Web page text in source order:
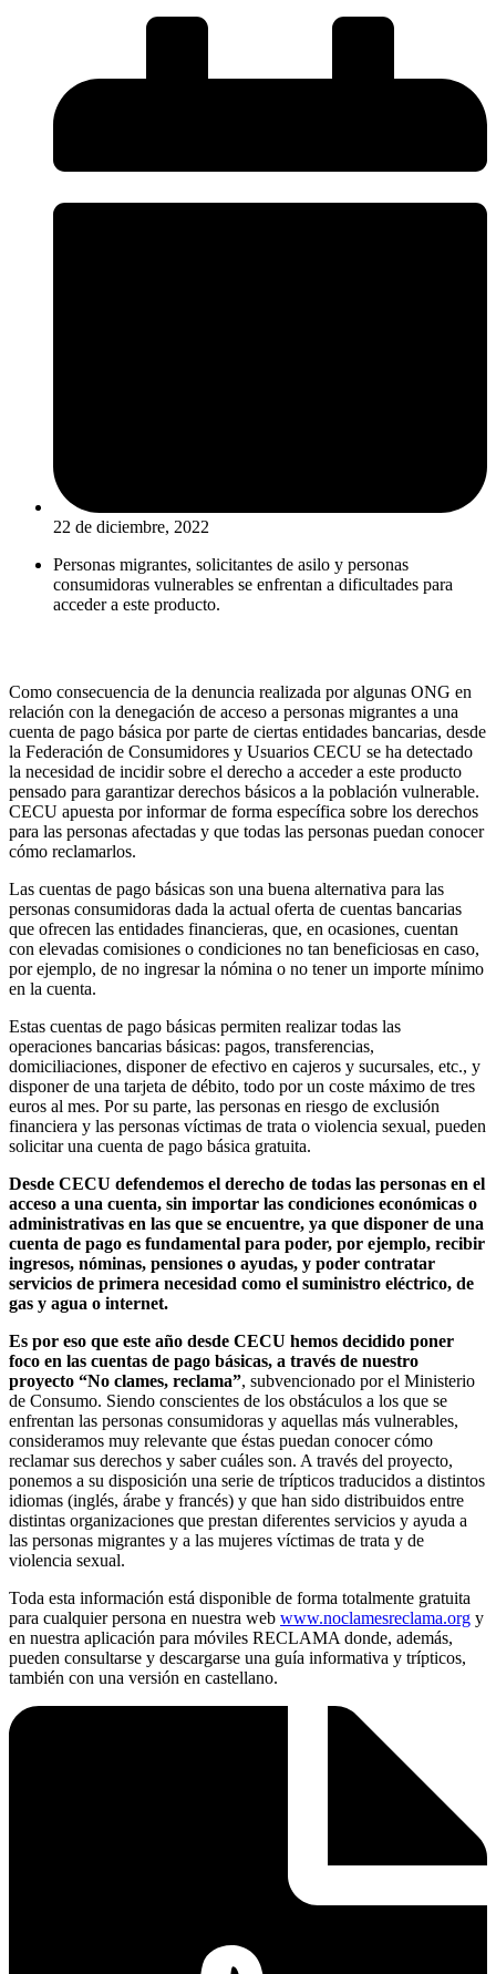
22 de diciembre, 2022
Personas migrantes, solicitantes de asilo y personas
consumidoras vulnerables se enfrentan a dificultades para
acceder a este producto.
Como consecuencia de la denuncia realizada por algunas ONG en
relación con la denegación de acceso a personas migrantes a una
cuenta de pago básica por parte de ciertas entidades bancarias, desde
la Federación de Consumidores y Usuarios CECU se ha detectado
la necesidad de incidir sobre el derecho a acceder a este producto
pensado para garantizar derechos básicos a la población vulnerable.
CECU apuesta por informar de forma específica sobre los derechos
para las personas afectadas y que todas las personas puedan conocer
cómo reclamarlos.
Las cuentas de pago básicas son una buena alternativa para las
personas consumidoras dada la actual oferta de cuentas bancarias
que ofrecen las entidades financieras, que, en ocasiones, cuentan
con elevadas comisiones o condiciones no tan beneficiosas en caso,
por ejemplo, de no ingresar la nómina o no tener un importe mínimo
en la cuenta.
Estas cuentas de pago básicas permiten realizar todas las
operaciones bancarias básicas: pagos, transferencias,
domiciliaciones, disponer de efectivo en cajeros y sucursales, etc., y
disponer de una tarjeta de débito, todo por un coste máximo de tres
euros al mes. Por su parte, las personas en riesgo de exclusión
financiera y las personas víctimas de trata o violencia sexual, pueden
solicitar una cuenta de pago básica gratuita.
Desde CECU defendemos el derecho de todas las personas en el
acceso a una cuenta, sin importar las condiciones económicas o
administrativas en las que se encuentre, ya que disponer de una
cuenta de pago es fundamental para poder, por ejemplo, recibir
ingresos, nóminas, pensiones o ayudas, y poder contratar
servicios de primera necesidad como el suministro eléctrico, de
gas y agua o internet.
Es por eso que este año desde CECU hemos decidido poner
foco en las cuentas de pago básicas, a través de nuestro
proyecto “No clames, reclama”, subvencionado por el Ministerio
de Consumo. Siendo conscientes de los obstáculos a los que se
enfrentan las personas consumidoras y aquellas más vulnerables,
consideramos muy relevante que éstas puedan conocer cómo
reclamar sus derechos y saber cuáles son. A través del proyecto,
ponemos a su disposición una serie de trípticos traducidos a distintos
idiomas (inglés, árabe y francés) y que han sido distribuidos entre
distintas organizaciones que prestan diferentes servicios y ayuda a
las personas migrantes y a las mujeres víctimas de trata y de
violencia sexual.
Toda esta información está disponible de forma totalmente gratuita
para cualquier persona en nuestra web www.noclamesreclama.org y
en nuestra aplicación para móviles RECLAMA donde, además,
pueden consultarse y descargarse una guía informativa y trípticos,
también con una versión en castellano.